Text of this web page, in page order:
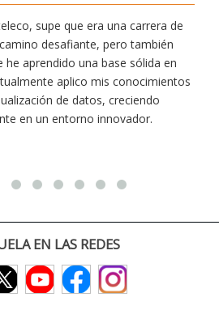
Estudiar teleco me ha permitido
conectividad afecta nuestra vida diaria.
exige esfuerzo, he dedicado parte de mi
actividades como el salvamento y
de que elegir teleco ha sido
decisiones que he tomado.
EN LAS REDES